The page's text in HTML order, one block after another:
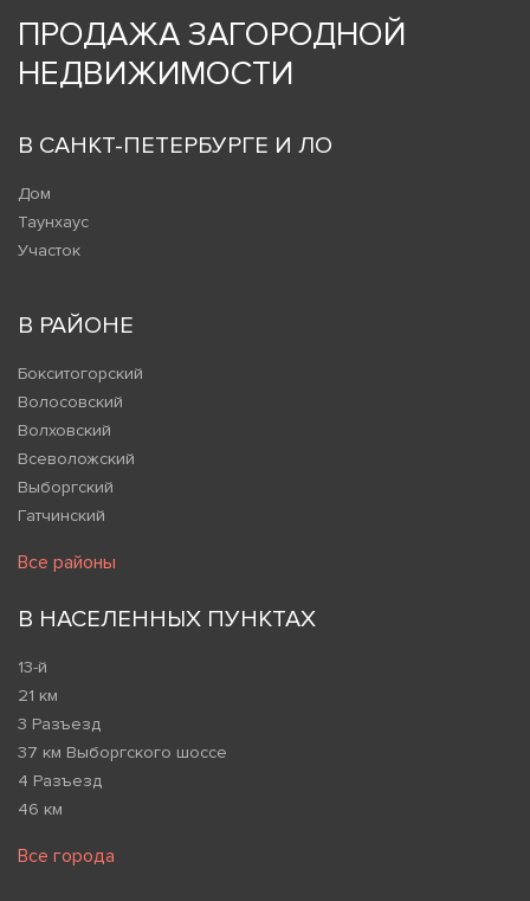
ПРОДАЖА ЗАГОРОДНОЙ
НЕДВИЖИМОСТИ
В САНКТ-ПЕТЕРБУРГЕ И ЛО
Дом
Таунхаус
Участок
В РАЙОНЕ
Бокситогорский
Волосовский
Волховский
Всеволожский
Выборгский
Гатчинский
Все районы
В НАСЕЛЕННЫХ ПУНКТАХ
13-й
21 км
3 Разъезд
37 км Выборгского шоссе
4 Разъезд
46 км
Все города